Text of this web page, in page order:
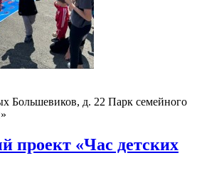
Большевиков, д. 22 Парк семейного
проект «Час детских